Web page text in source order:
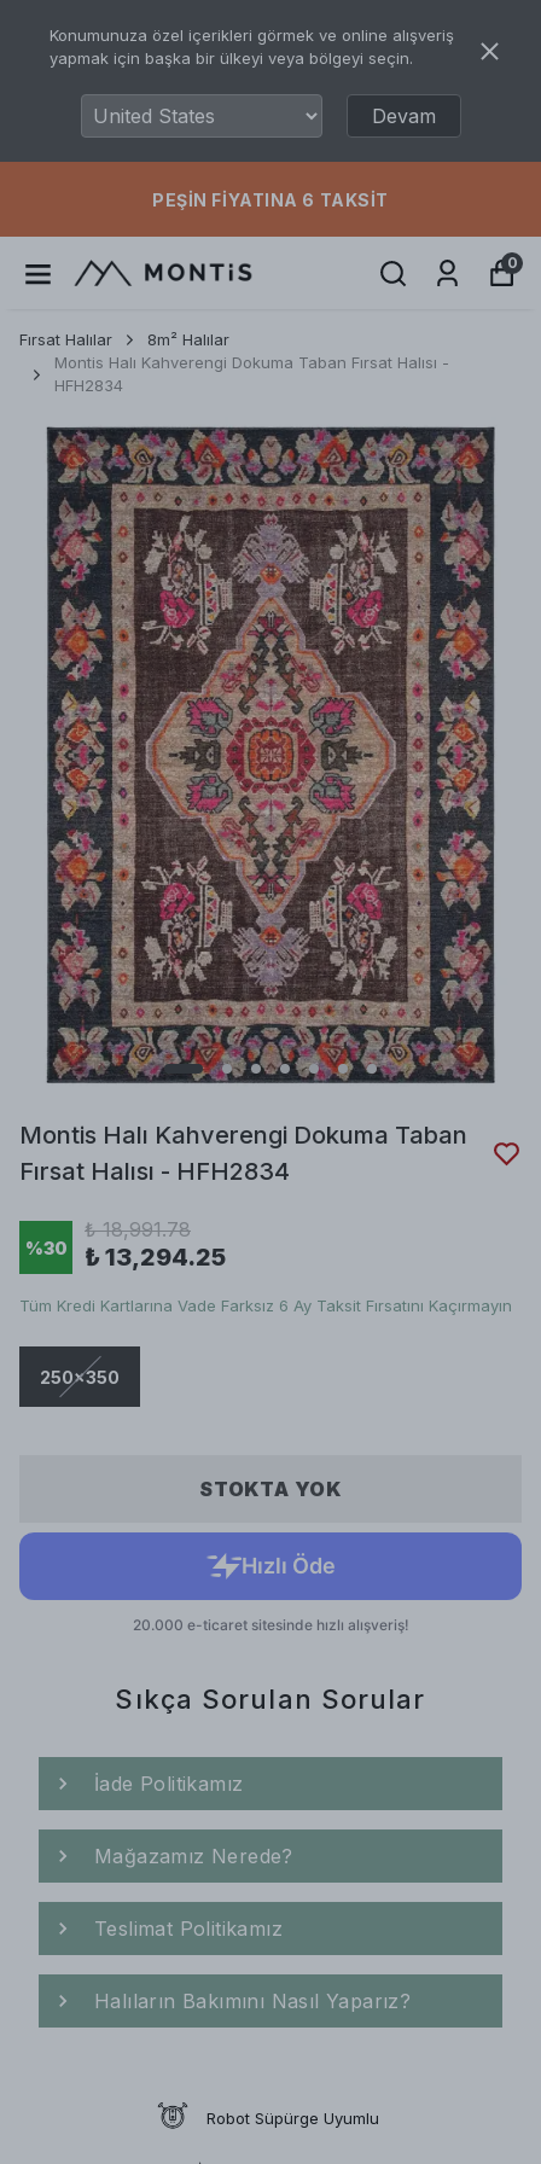
Konumunuza özel içerikleri görmek ve online alışveriş
yapmak için başka bir ülkeyi veya bölgeyi seçin.
Devam
PEŞIN FIYATINA 6 TAKSIT
0
Fırsat Halılar
8m² Halılar
Montis Halı Kahverengi Dokuma Taban Fırsat Halısı -
HFH2834
Montis Halı Kahverengi Dokuma Taban
Fırsat Halısı - HFH2834
%30
₺ 18,991.78
₺ 13,294.25
Tüm Kredi Kartlarına Vade Farksız 6 Ay Taksit Fırsatını Kaçırmayın
250x350
STOKTA YOK
Sıkça Sorulan Sorular
İade Politikamız
Mağazamız Nerede?
Teslimat Politikamız
Halıların Bakımını Nasıl Yaparız?
Robot Süpürge Uyumlu